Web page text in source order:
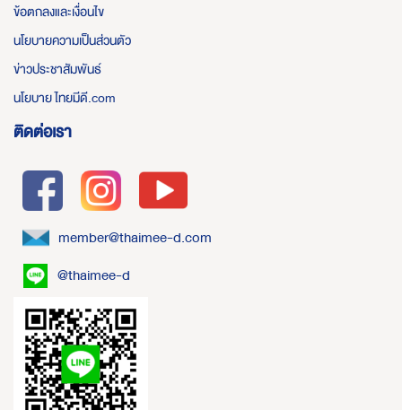
ข้อตกลงและเงื่อนไข
นโยบายความเป็นส่วนตัว
ข่าวประชาสัมพันธ์
นโยบาย ไทยมีดี.com
ติดต่อเรา
member@thaimee-d.com
@thaimee-d